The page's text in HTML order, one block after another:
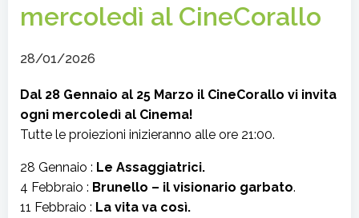
mercoledì al CineCorallo
28/01/2026
Dal 28 Gennaio al 25 Marzo il CineCorallo vi invita
ogni mercoledì al Cinema!
Tutte le proiezioni inizieranno alle ore 21:00.
28 Gennaio : Le Assaggiatrici.
4 Febbraio : Brunello – il visionario garbato.
11 Febbraio : La vita va così.